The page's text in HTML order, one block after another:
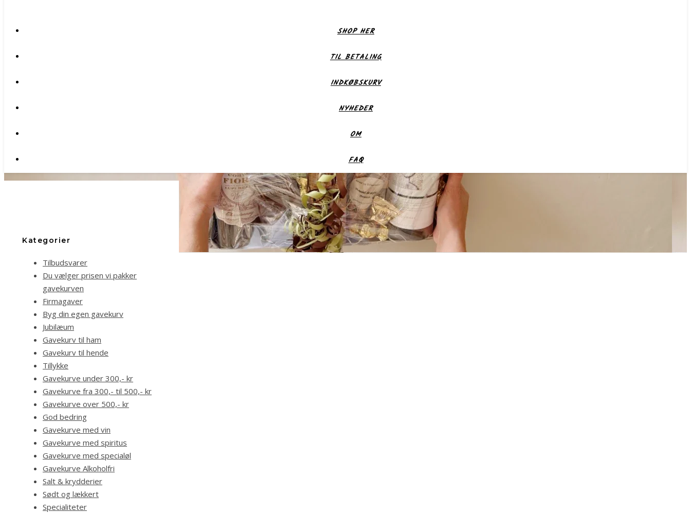
SHOP HER
TIL BETALING
INDKØBSKURV
NYHEDER
OM
FAQ
Kategorier
Tilbudsvarer
Du vælger prisen vi pakker
gavekurven
Firmagaver
Byg din egen gavekurv
Jubilæum
Gavekurv til ham
Gavekurv til hende
Tillykke
Gavekurve under 300,- kr
Gavekurve fra 300,- til 500,- kr
Gavekurve over 500,- kr
God bedring
Gavekurve med vin
Gavekurve med spiritus
Gavekurve med specialøl
Gavekurve Alkoholfri
Salt & krydderier
Sødt og lækkert
Specialiteter